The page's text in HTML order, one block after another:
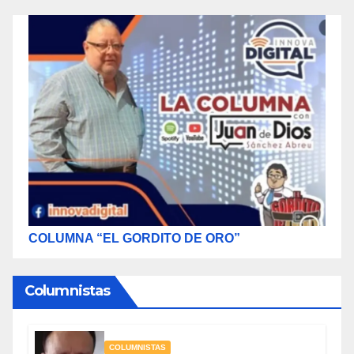
COLUMNA “EL GORDITO DE ORO”
Columnistas
COLUMNISTAS